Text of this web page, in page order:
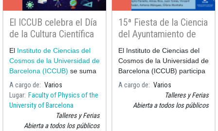
El ICCUB celebra el Día
de la Cultura Científica
2022
El Instituto de Ciencias del
Cosmos de la Universidad de
Barcelona (ICCUB) se suma
a las celebraciones del
de l
A cargo de
Varios
Lugar Faculty of Physics of the
University of Barcelona
Talleres y Ferias
Abierta a todos los públicos
15ª Fiesta de la Ciencia
del Ayuntamiento de
Barcelona
El Instituto de Ciencias del
Cosmos de la Universidad de
Barcelona (ICCUB) participa
en la
A cargo de
Varios
Talleres y Ferias
Abierta a todos los públicos